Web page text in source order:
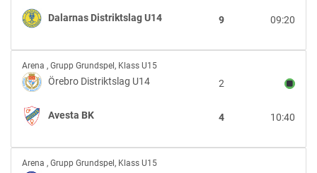
Dalarnas
Distriktslag
Dalarnas Distriktslag U14 09:20
9
Örebro
Distriktslag
U14
vs
Avesta
Arena , Grupp Grundspel, Klass U15
Örebro Distriktslag U14 2
Avesta BK 10:40
4
Värmlands
Arena , Grupp Grundspel, Klass U15